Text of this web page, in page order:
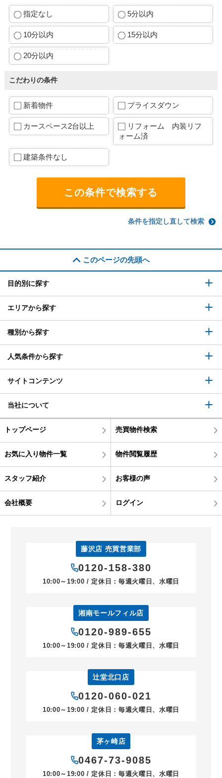
指定なし 5分以内
10分以内 15分以内
20分以内
こだわりの条件
新着物件 プライスダウン
カースペース2台以上
リフォーム 内装リフ
ォーム済
建築条件なし
条件を指定し直して検索
このページの先頭へ
目的別に探す
エリアから探す
種別から探す
人気条件から探す
サイトコンテンツ
当社について
トップページ 売買物件検索
お気に入り物件一覧 物件閲覧履歴
スタッフ紹介 お客様の声
会社概要 ログイン
藤沢店 売買営業部
0120-158-380
10:00～19:00 / 定休日：毎週火曜日、水曜日
湘南モールフィル店
0120-989-655
10:00～19:00 / 定休日：毎週火曜日、水曜日
辻堂北口店
0120-060-021
10:00～19:00 / 定休日：毎週火曜日、水曜日
茅ヶ崎店
0467-73-9085
10:00～19:00 / 定休日：毎週火曜日、水曜日